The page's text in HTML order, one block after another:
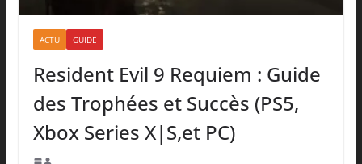
ACTU GUIDE
Resident Evil 9 Requiem : Guide
des Trophées et Succès (PS5,
Xbox Series X|S,et PC)